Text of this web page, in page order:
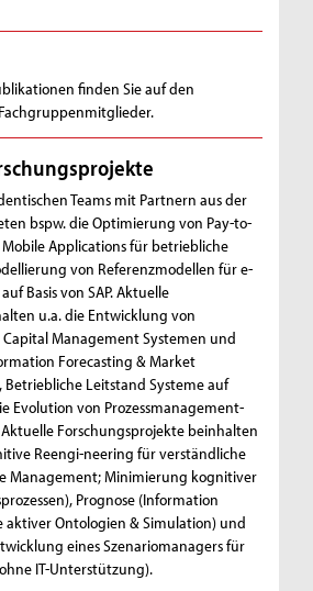
finden Sie auf den
Teams mit Partnern aus der
bspw. die Optimierung von Pay-to-
Mobile Applications für betriebliche
von Referenzmodellen für e-
Basis von SAP. Aktuelle
u.a. die Entwicklung von
Management Systemen und
Forecasting & Market
Betriebliche Leitstand Systeme auf
Evolution von Prozessmanagement-
Forschungsprojekte beinhalten
Reengi-neering für verständliche
Management; Minimierung kognitiver
Prognose (Information
aktiver Ontologien & Simulation) und
eines Szenariomanagers für
IT-Unterstützung).